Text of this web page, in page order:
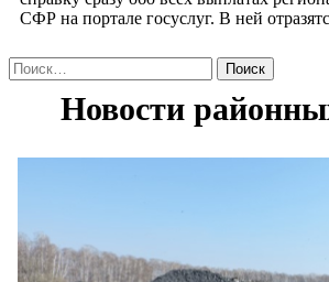
СФР на портале госуслуг. В ней
Найти: